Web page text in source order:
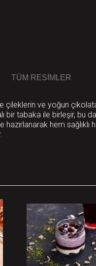
TÜM RESIMLER
ve yoğun
bir tabaka ile birleşir, bu
hem